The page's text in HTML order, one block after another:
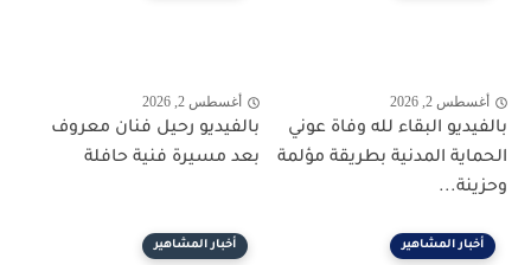
أغسطس 2, 2026
بالفيديو البقاء لله وفاة عوني
الحماية المدنية بطريقة مؤلمة
وحزينة...
أغسطس 2, 2026
بالفيديو رحيل فنان معروف
بعد مسيرة فنية حافلة
أخبار المشاهير أخبار المشاهير